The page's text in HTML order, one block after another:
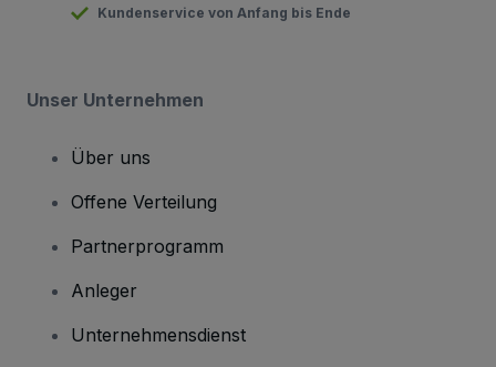
Kundenservice von Anfang bis Ende
Unser Unternehmen
Über uns
Offene Verteilung
Partnerprogramm
Anleger
Unternehmensdienst